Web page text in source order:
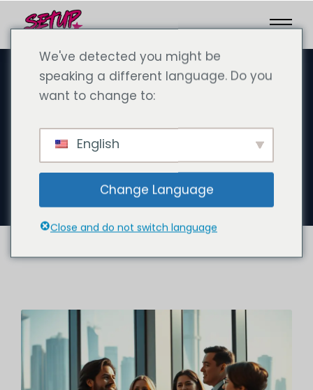
25 oktober 2024
Kanzlei Dubai: Uw Duitse en
internationale
advocatenkantoor in Dubai
We've detected you might be
speaking a different language. Do you
want to change to:
English
Change Language
Close and do not switch language